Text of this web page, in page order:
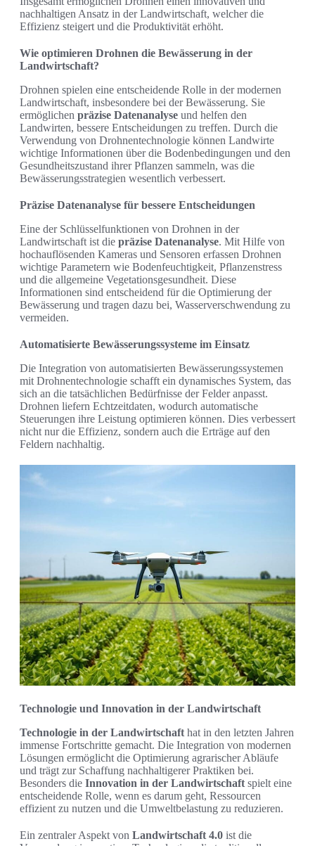
nachhaltigen Ansatz in der Landwirtschaft, welcher die
Effizienz steigert und die Produktivität erhöht.
Wie optimieren Drohnen die Bewässerung in der
Landwirtschaft?
Drohnen spielen eine entscheidende Rolle in der modernen
Landwirtschaft, insbesondere bei der Bewässerung. Sie
ermöglichen präzise Datenanalyse und helfen den
Landwirten, bessere Entscheidungen zu treffen. Durch die
Verwendung von Drohnentechnologie können Landwirte
wichtige Informationen über die Bodenbedingungen und den
Gesundheitszustand ihrer Pflanzen sammeln, was die
Bewässerungsstrategien wesentlich verbessert.
Präzise Datenanalyse für bessere Entscheidungen
Eine der Schlüsselfunktionen von Drohnen in der
Landwirtschaft ist die präzise Datenanalyse. Mit Hilfe von
hochauflösenden Kameras und Sensoren erfassen Drohnen
wichtige Parametern wie Bodenfeuchtigkeit, Pflanzenstress
und die allgemeine Vegetationsgesundheit. Diese
Informationen sind entscheidend für die Optimierung der
Bewässerung und tragen dazu bei, Wasserverschwendung zu
vermeiden.
Automatisierte Bewässerungssysteme im Einsatz
Die Integration von automatisierten Bewässerungssystemen
mit Drohnentechnologie schafft ein dynamisches System, das
sich an die tatsächlichen Bedürfnisse der Felder anpasst.
Drohnen liefern Echtzeitdaten, wodurch automatische
Steuerungen ihre Leistung optimieren können. Dies verbessert
nicht nur die Effizienz, sondern auch die Erträge auf den
Feldern nachhaltig.
Technologie und Innovation in der Landwirtschaft
Technologie in der Landwirtschaft hat in den letzten Jahren
immense Fortschritte gemacht. Die Integration von modernen
Lösungen ermöglicht die Optimierung agrarischer Abläufe
und trägt zur Schaffung nachhaltigerer Praktiken bei.
Besonders die Innovation in der Landwirtschaft spielt eine
entscheidende Rolle, wenn es darum geht, Ressourcen
effizient zu nutzen und die Umweltbelastung zu reduzieren.
Ein zentraler Aspekt von Landwirtschaft 4.0 ist die